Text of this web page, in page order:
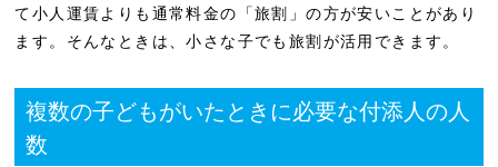
て小人運賃よりも通常料金の「旅割」の方が安いことがあり
ます。そんなときは、小さな子でも旅割が活用できます。
複数の子どもがいたときに必要な付添人の人
数